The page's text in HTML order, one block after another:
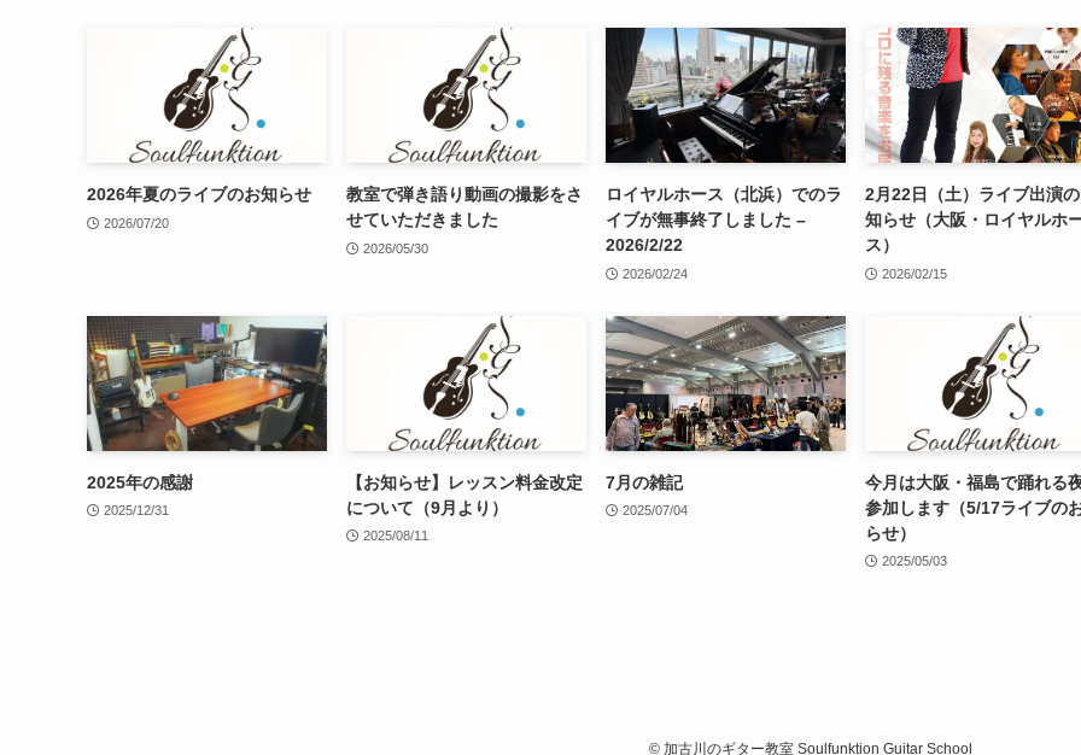
2026年夏のライブのお知らせ
2026/07/20
教室で弾き語り動画の撮影をさ
せていただきました
2026/05/30
ロイヤルホース（北浜）でのラ
イブが無事終了しました –
2026/2/22
2026/02/24
2月22日（土）ライブ出演
知らせ（大阪・ロイヤルホ
ス）
2026/02/15
2025年の感謝
2025/12/31
【お知らせ】レッスン料金改定
について（9月より）
2025/08/11
7月の雑記
2025/07/04
今月は大阪・福島で踊れる
参加します（5/17ライブの
らせ）
2025/05/03
© 加古川のギター教室 Soulfunktion Guitar School